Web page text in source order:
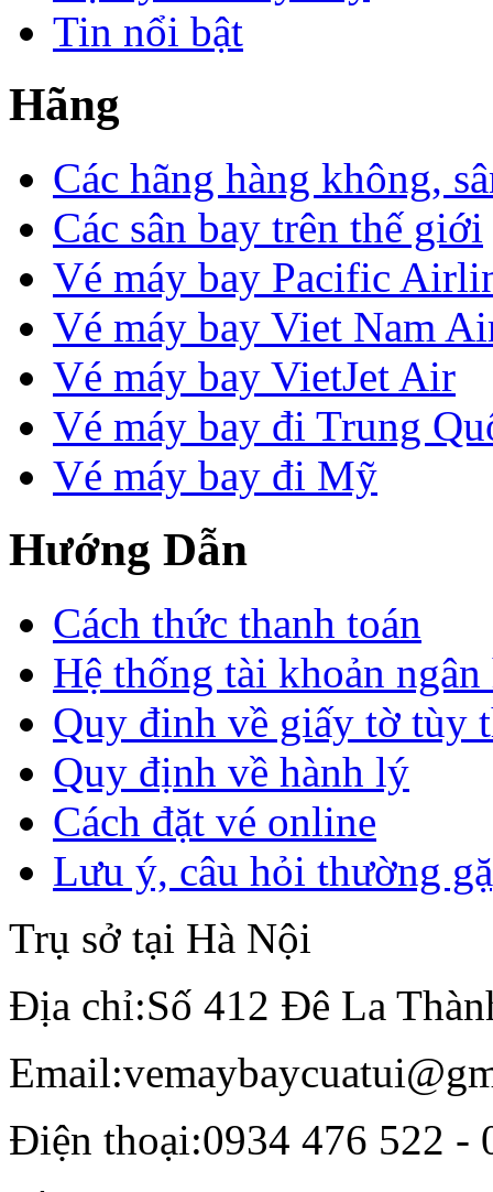
Tin nổi bật
Hãng
Các hãng hàng không,
Các sân bay trên thế giới
Vé máy bay Pacific
Vé máy bay Viet Nam
Vé máy bay VietJet Air
Vé máy bay đi Trung
Vé máy bay đi Mỹ
Hướng Dẫn
Cách thức thanh toán
Hệ thống tài khoản ngân
Quy đinh về giấy tờ tùy
Quy định về hành lý
Cách đặt vé online
Lưu ý, câu hỏi thường
Trụ sở tại Hà Nội
Địa chỉ:Số 412 Đê La
Email:
Điện thoại:0934 476 522 -